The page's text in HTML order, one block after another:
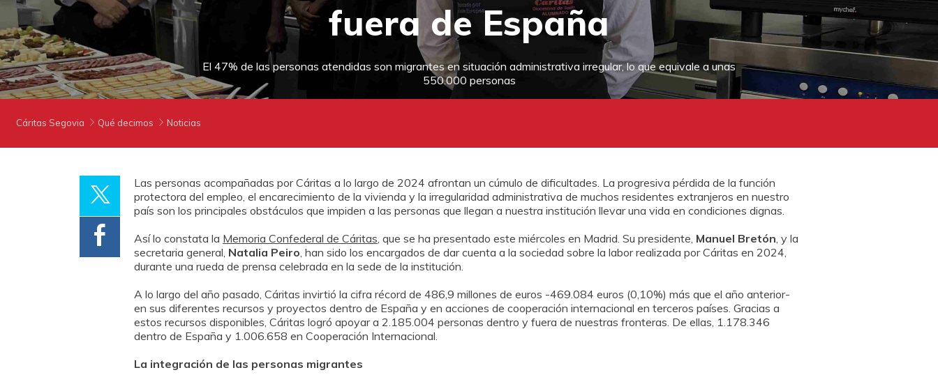
fuera de España
El 47% de las personas atendidas son migrantes en situación administrativa irregular, lo que equivale a unas
550.000 personas
Cáritas Segovia Qué decimos Noticias
Las personas acompañadas por Cáritas a lo largo de 2024 afrontan un cúmulo de dificultades. La progresiva pérdida de la función
protectora del empleo, el encarecimiento de la vivienda y la irregularidad administrativa de muchos residentes extranjeros en nuestro
país son los principales obstáculos que impiden a las personas que llegan a nuestra institución llevar una vida en condiciones dignas.
Así lo constata la Memoria Confederal de Cáritas, que se ha presentado este miércoles en Madrid. Su presidente, Manuel Bretón, y la
secretaria general, Natalia Peiro, han sido los encargados de dar cuenta a la sociedad sobre la labor realizada por Cáritas en 2024,
durante una rueda de prensa celebrada en la sede de la institución.
A lo largo del año pasado, Cáritas invirtió la cifra récord de 486,9 millones de euros -469.084 euros (0,10%) más que el año anterior-
en sus diferentes recursos y proyectos dentro de España y en acciones de cooperación internacional en terceros países. Gracias a
estos recursos disponibles, Cáritas logró apoyar a 2.185.004 personas dentro y fuera de nuestras fronteras. De ellas, 1.178.346
dentro de España y 1.006.658 en Cooperación Internacional.
La integración de las personas migrantes